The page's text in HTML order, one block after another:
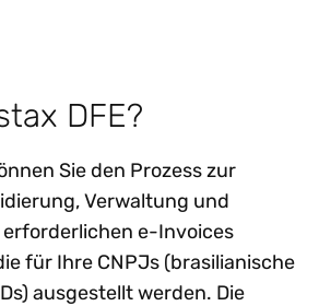
DFE?
Sie den Prozess zur
Verwaltung und
e-Invoices
für Ihre CNPJs (brasilianische
ausgestellt werden. Die